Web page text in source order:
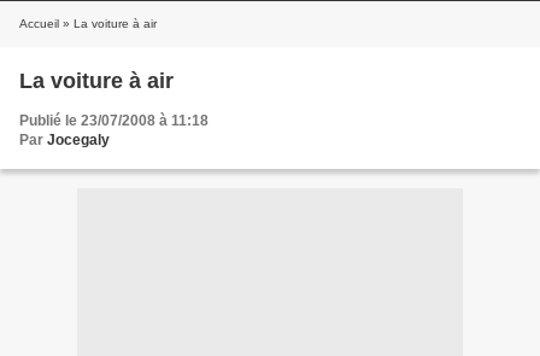
Accueil » La voiture à air
La voiture à air
Publié le 23/07/2008 à 11:18
Par Jocegaly